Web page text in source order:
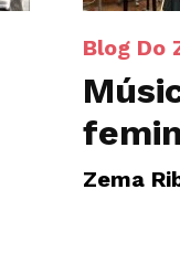
Blog Do
Zema